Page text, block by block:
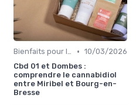
Bienfaits pour la santé • 10/03/2026
Cbd 01 et Dombes :
comprendre le cannabidiol
entre Miribel et Bourg-en-
Bresse